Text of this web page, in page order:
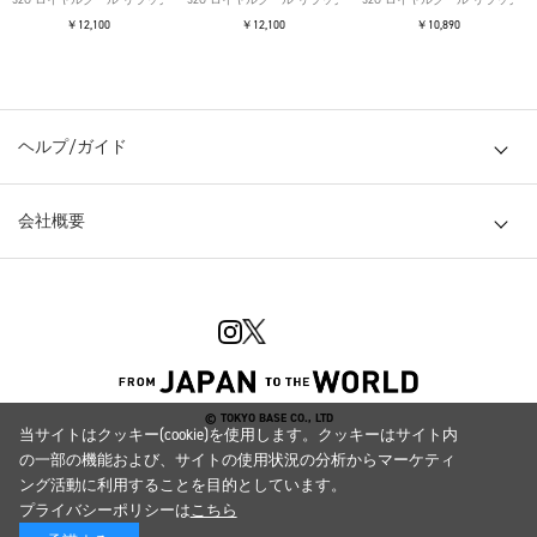
￥12,100
￥12,100
￥10,890
ヘルプ/ガイド
会社概要
© TOKYO BASE CO., LTD
当サイトはクッキー(cookie)を使用します。クッキーはサイト内
の一部の機能および、サイトの使用状況の分析からマーケティ
ング活動に利用することを目的としています。
プライバシーポリシーはこちら